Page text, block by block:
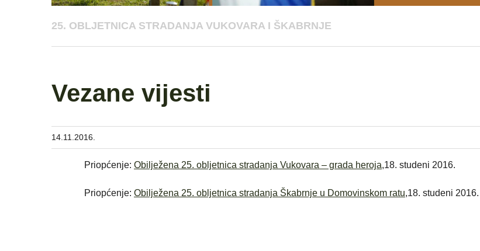
25. OBLJETNICA STRADANJA VUKOVARA I ŠKABRNJE
Vezane vijesti
14.11.2016.
Priopćenje: Obilježena 25. obljetnica stradanja Vukovara – grada heroja,18. studeni 2016.
Priopćenje: Obilježena 25. obljetnica stradanja Škabrnje u Domovinskom ratu,18. studeni 2016.